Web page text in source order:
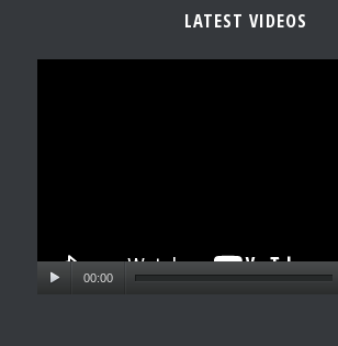
LATEST VIDEOS
00:00